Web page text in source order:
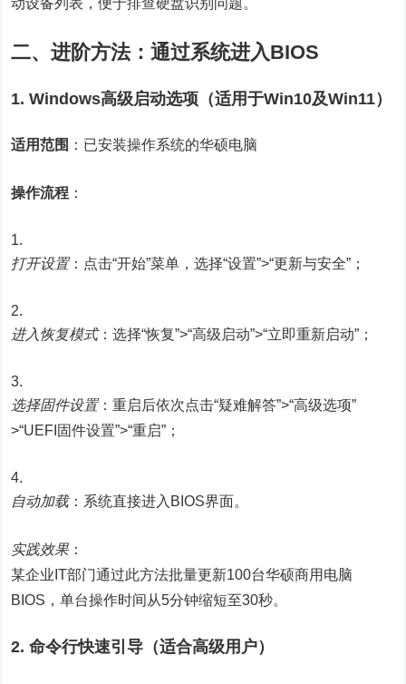
动设备列表，便于排查硬盘识别问题。
二、进阶方法：通过系统进入BIOS
1. Windows高级启动选项（适用于Win10及Win11）
适用范围 ：已安装操作系统的华硕电脑
操作流程 ：
打开设置：点击“开始”菜单，选择“设置”>“更新与安全”；
进入恢复模式：选择“恢复”>“高级启动”>“立即重新启动”；
选择固件设置：重启后依次点击“疑难解答”>“高级选项”
>“UEFI固件设置”>“重启”；
自动加载：系统直接进入BIOS界面。
实践效果：
某企业IT部门通过此方法批量更新100台华硕商用电脑
BIOS，单台操作时间从5分钟缩短至30秒。
2. 命令行快速引导（适合高级用户）